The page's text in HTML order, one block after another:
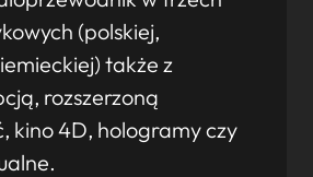
(polskiej,
także z
rozszerzoną
kino 4D, hologramy czy